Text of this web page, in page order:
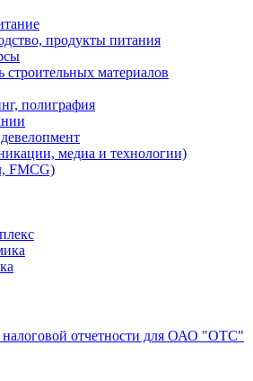
продукты питания
материалов
полиграфия
медиа и технологии)
FMCG)
налоговой отчетности для ОАО "ОТС"